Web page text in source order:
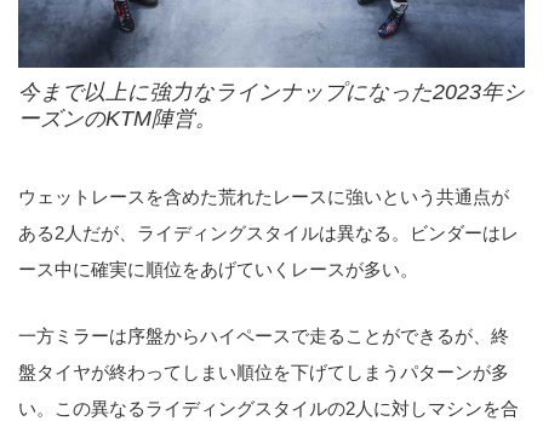
今まで以上に強力なラインナップになった2023年シ
ーズンのKTM陣営。
ウェットレースを含めた荒れたレースに強いという共通点が
ある2人だが、ライディングスタイルは異なる。ビンダーはレ
ース中に確実に順位をあげていくレースが多い。
一方ミラーは序盤からハイペースで走ることができるが、終
盤タイヤが終わってしまい順位を下げてしまうパターンが多
い。この異なるライディングスタイルの2人に対しマシンを合